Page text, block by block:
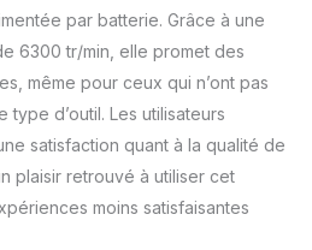
par batterie. Grâce à une
6300 tr/min, elle promet des
même pour ceux qui n’ont pas
type d’outil. Les utilisateurs
satisfaction quant à la qualité de
plaisir retrouvé à utiliser cet
moins satisfaisantes